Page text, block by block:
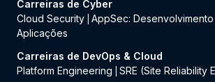
Carreiras de Cyber
Cloud Security AppSec:
Aplicações
Carreiras de DevOps & Cloud
Platform Engineering
SRE (Site Reliability